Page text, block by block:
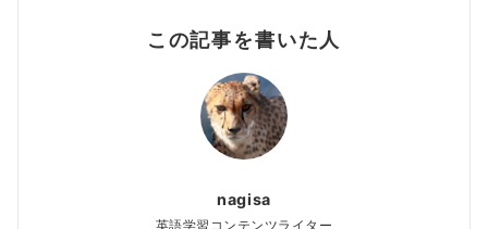
この記事を書いた人
nagisa
英語学習コンテンツライター